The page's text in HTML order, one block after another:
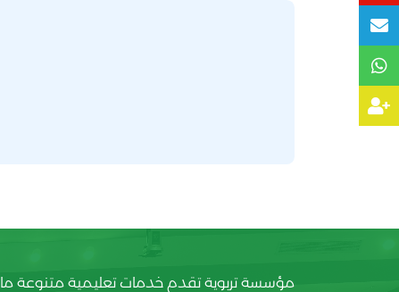
مؤسسة تربوية تقدم خدمات تعليمية متنوعة ما